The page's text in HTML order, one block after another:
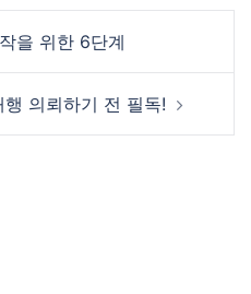
을 위한 6단계
의뢰하기 전 필독!